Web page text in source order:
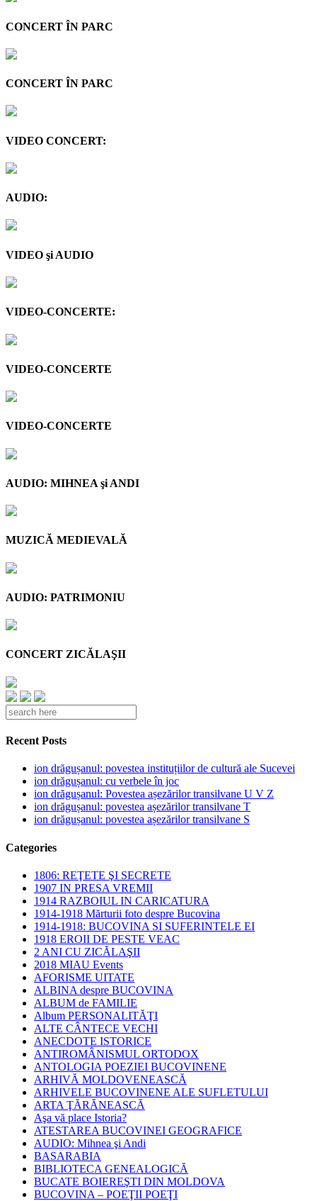
CONCERT ÎN PARC
CONCERT ÎN PARC
VIDEO CONCERT:
AUDIO:
VIDEO şi AUDIO
VIDEO-CONCERTE:
VIDEO-CONCERTE
VIDEO-CONCERTE
AUDIO: MIHNEA şi ANDI
MUZICĂ MEDIEVALĂ
AUDIO: PATRIMONIU
CONCERT ZICĂLAŞII
Recent Posts
ion drăgușanul: povestea instituțiilor de cultură ale Sucevei
ion drăgușanul: cu verbele în joc
ion drăgușanul: Povestea așezărilor transilvane U V Z
ion drăgușanul: povestea așezărilor transilvane T
ion drăgușanul: povestea așezărilor transilvane S
Categories
1806: REŢETE ŞI SECRETE
1907 IN PRESA VREMII
1914 RAZBOIUL IN CARICATURA
1914-1918 Mărturii foto despre Bucovina
1914-1918: BUCOVINA SI SUFERINTELE EI
1918 EROII DE PESTE VEAC
2 ANI CU ZICĂLAŞII
2018 MIAU Events
AFORISME UITATE
ALBINA despre BUCOVINA
ALBUM de FAMILIE
Album PERSONALITĂŢI
ALTE CÂNTECE VECHI
ANECDOTE ISTORICE
ANTIROMÂNISMUL ORTODOX
ANTOLOGIA POEZIEI BUCOVINENE
ARHIVĂ MOLDOVENEASCĂ
ARHIVELE BUCOVINENE ALE SUFLETULUI
ARTA ŢĂRĂNEASCĂ
Aşa vă place Istoria?
ATESTAREA BUCOVINEI GEOGRAFICE
AUDIO: Mihnea şi Andi
BASARABIA
BIBLIOTECA GENEALOGICĂ
BUCATE BOIEREŞTI DIN MOLDOVA
BUCOVINA – POEŢII POEŢI